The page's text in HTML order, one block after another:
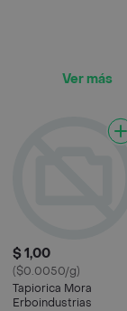
Ver más
$ 1,00
($0.0050/g)
Tapiorica Mora
Erboindustrias